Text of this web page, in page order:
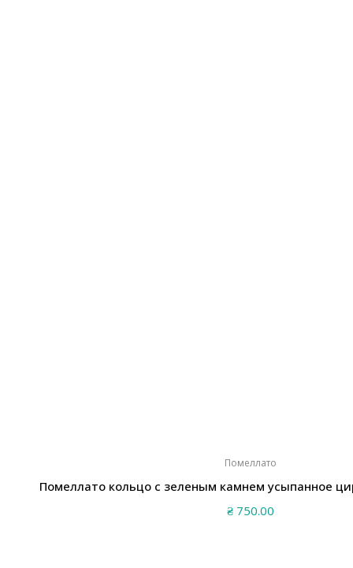
Помеллато
Помеллато кольцо с зеленым камнем усыпанное
₴750.00